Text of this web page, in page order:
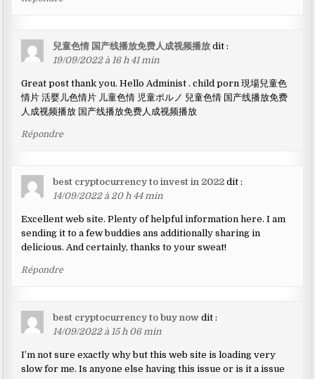
兒童色情 国产线播放免费人成视频播放 dit :
19/09/2022 à 16 h 41 min
Great post thank you. Hello Administ . child porn 現場兒童色
情片 活婴儿色情片 儿童色情 児童ポルノ 兒童色情 国产线播放免费
人成视频播放 国产线播放免费人成视频播放
Répondre
best cryptocurrency to invest in 2022 dit :
14/09/2022 à 20 h 44 min
Excellent web site. Plenty of helpful information here. I am
sending it to a few buddies ans additionally sharing in
delicious. And certainly, thanks to your sweat!
Répondre
best cryptocurrency to buy now dit :
14/09/2022 à 15 h 06 min
I’m not sure exactly why but this web site is loading very
slow for me. Is anyone else having this issue or is it a issue